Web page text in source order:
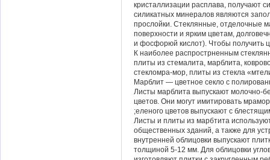
кристаллизации расплава, получают
силикатных минералов являются
прослойки. Стеклянные, отделочные
поверхности и ярким цветам,
и фосфорюй кислот). Чтобы получить
К наиболее распрострненным
плиты из стемалита, марблита,
стекломра-мор, плиты из стекла
Марблит — цветное секло с
Листы марблита выпускают молочно-
цветов. Они могут имитировать
;еленого цветов выпускают с
Листы и плиты из марбтита
общественных зданий, а также для
внутренней облицовки выпускают
толщиной 5-12 мм. Для облицовки